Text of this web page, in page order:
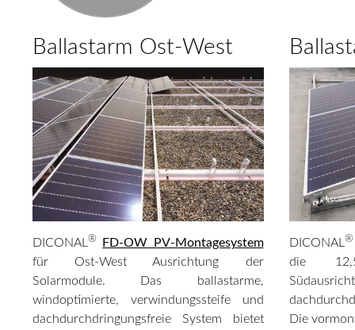
Ballastarm Ost-West
DICONAL ®
FD-OW PV-Montagesystem
für Ost-West Ausrichtung der
Solarmodule. Das ballastarme,
windoptimierte, verwindungssteife und
dachdurchdringungsfreie System bietet
DICONAL ®
die
Die